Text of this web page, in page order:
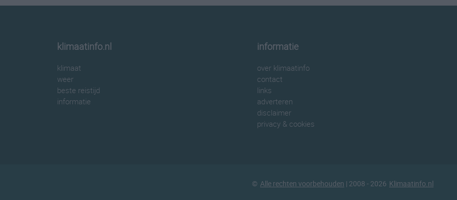
klimaatinfo.nl
klimaat
weer
beste reistijd
informatie
informatie
over klimaatinfo
contact
links
adverteren
disclaimer
privacy & cookies
© Alle rechten voorbehouden | 2008 - 2026 Klimaatinfo.nl